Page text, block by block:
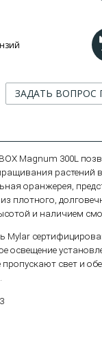
ЗАДАТЬ ВОПРОС
Magnum 300L
растений в
оранжерея,
плотного,
и наличием
освещение
свет и